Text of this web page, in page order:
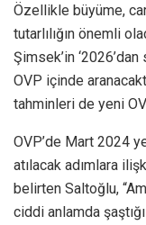
Özellikle büyüme,
tutarlılığın önemli
Şimsek’in
OVP içinde
tahminleri de yeni
OVP’de Mart 2024
atılacak adımlara
belirten Saltoğlu,
ciddi anlamda